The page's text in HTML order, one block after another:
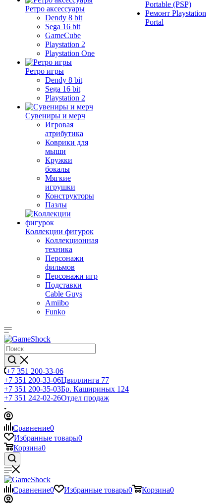
Ретро аксессуары
Dendy 8 bit
Sega 16 bit
GameCube
Playstation 2
Playstation One
Ретро игры
Dendy 8 bit
Sega 16 bit
Playstation 2
Сувениры и мерч
Игровая
атрибутика
Коврики для
мыши
Кружки
бокалы
Мягкие
игрушки
Конструкторы
Пазлы
Коллекции фигурок
Коллекционная
техника
Персонажи
фильмов
Персонажи игр
Подставки
Cable Guys
Amiibo
Funko
Portable (PSP)
Ремонт Playstation
Portal
+7 351 200-33-06
+7 351 200-33-06Цвиллинга 77
+7 351 200-35-03Бр. Кашириных 124
+7 351 242-02-26Отдел продаж
Сравнение0
Избранные товары0
Корзина0
Сравнение0 Избранные товары0 Корзина0